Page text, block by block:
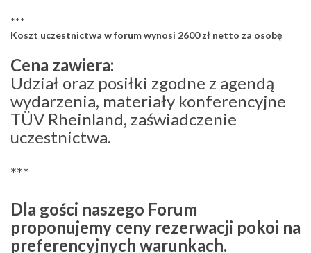
***
Koszt uczestnictwa w forum wynosi 2600 zł netto za osobę
Cena zawiera:
Udział oraz posiłki zgodne z agendą
wydarzenia, materiały konferencyjne
TÜV Rheinland, zaświadczenie
uczestnictwa.
***
Dla gości naszego Forum
proponujemy ceny rezerwacji pokoi na
preferencyjnych warunkach.